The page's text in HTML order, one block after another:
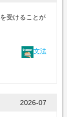
受けることが
文法
2026-07